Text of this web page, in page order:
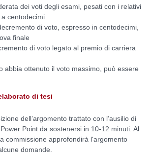
dei voti degli esami, pesati con i relativi
centodecimi
di voto, espresso in centodecimi,
finale
di voto legato al premio di carriera
abbia ottenuto il voto massimo, può essere
di tesi
dell’argomento trattato con l’ausilio di
Point da sostenersi in 10-12 minuti. Al
commissione approfondirà l'argomento
domande.